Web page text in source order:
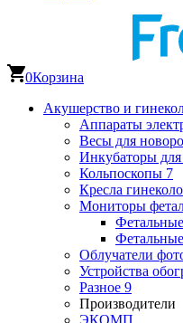
0Корзина
Акушерство и
Аппараты
Весы для
Инкубаторы
Кольпоскопы 7
Кресла
Мониторы
Облучатели
Устройства
Разное 9
Производители
ЭКОМП